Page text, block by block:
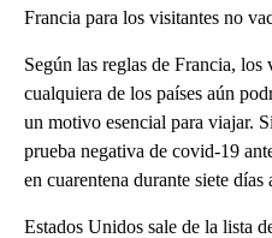
Francia para los visitantes no
Según las reglas de Francia, los
cualquiera de los países aún
un motivo esencial para viajar.
prueba negativa de covid-19
en cuarentena durante siete días
Estados Unidos sale de la lista